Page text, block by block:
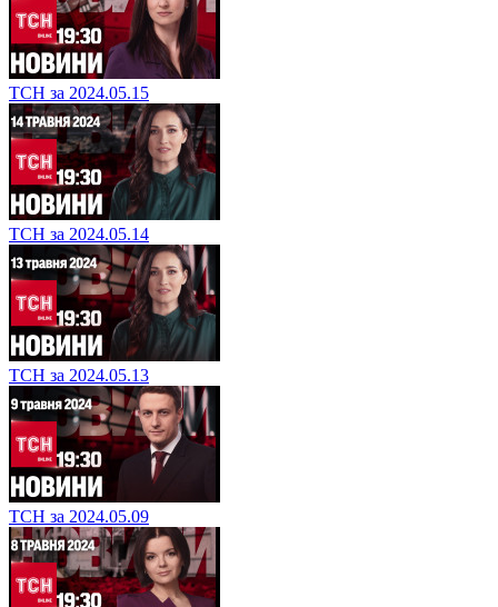
ТСН за 2024.05.15
ТСН за 2024.05.14
ТСН за 2024.05.13
ТСН за 2024.05.09